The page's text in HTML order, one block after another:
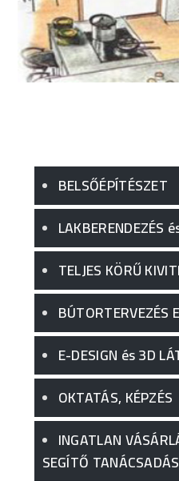
BELSŐÉPÍTÉSZET
LAKBERENDEZÉS
TELJES KÖRŰ
BÚTORTERVEZÉS
E-DESIGN és 3D
OKTATÁS, KÉPZÉS
INGATLAN
SEGÍTŐ TANÁCSADÁS